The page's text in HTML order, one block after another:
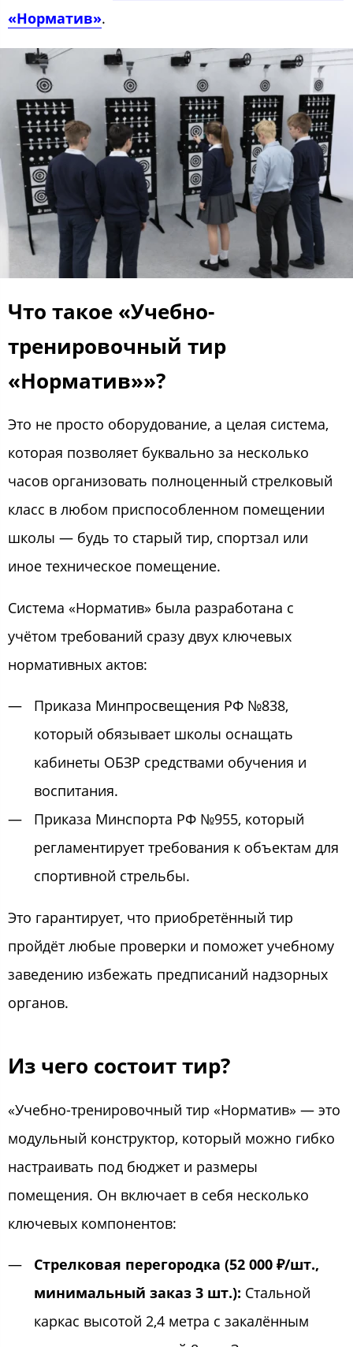
«Норматив».
Что такое «Учебно-
тренировочный тир
«Норматив»»?
Это не просто оборудование, а целая система,
которая позволяет буквально за несколько
часов организовать полноценный стрелковый
класс в любом приспособленном помещении
школы — будь то старый тир, спортзал или
иное техническое помещение.
Система «Норматив» была разработана с
учётом требований сразу двух ключевых
нормативных актов:
Приказа Минпросвещения РФ №838,
который обязывает школы оснащать
кабинеты ОБЗР средствами обучения и
воспитания.
Приказа Минспорта РФ №955, который
регламентирует требования к объектам для
спортивной стрельбы.
Это гарантирует, что приобретённый тир
пройдёт любые проверки и поможет учебному
заведению избежать предписаний надзорных
органов.
Из чего состоит тир?
«Учебно-тренировочный тир «Норматив» — это
модульный конструктор, который можно гибко
настраивать под бюджет и размеры
помещения. Он включает в себя несколько
ключевых компонентов:
Стрелковая перегородка (52 000 ₽/шт.,
минимальный заказ 3 шт.): Стальной
каркас высотой 2,4 метра с закалённым